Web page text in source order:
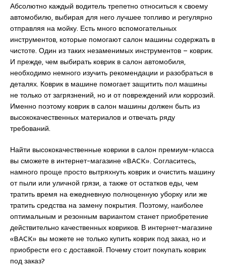
Абсолютно каждый водитель трепетно относиться к своему
автомобилю, выбирая для него лучшее топливо и регулярно
отправляя на мойку. Есть много вспомогательных
инструментов, которые помогают салон машины содержать в
чистоте. Один из таких незаменимых инструментов – коврик.
И прежде, чем выбирать коврик в салон автомобиля,
необходимо немного изучить рекомендации и разобраться в
деталях. Коврик в машине помогает защитить пол машины
не только от загрязнений, но и от повреждений или коррозий.
Именно поэтому коврик в салон машины должен быть из
высококачественных материалов и отвечать ряду
требований.
Найти высококачественные коврики в салон премиум-класса
вы сможете в интернет-магазине «BACK». Согласитесь,
намного проще просто вытряхнуть коврик и очистить машину
от пыли или уличной грязи, а также от остатков еды, чем
тратить время на ежедневную полноценную уборку или же
тратить средства на замену покрытия. Поэтому, наиболее
оптимальным и резонным вариантом станет приобретение
действительно качественных ковриков. В интернет-магазине
«BACK» вы можете не только купить коврик под заказ, но и
приобрести его с доставкой. Почему стоит покупать коврик
под заказ?